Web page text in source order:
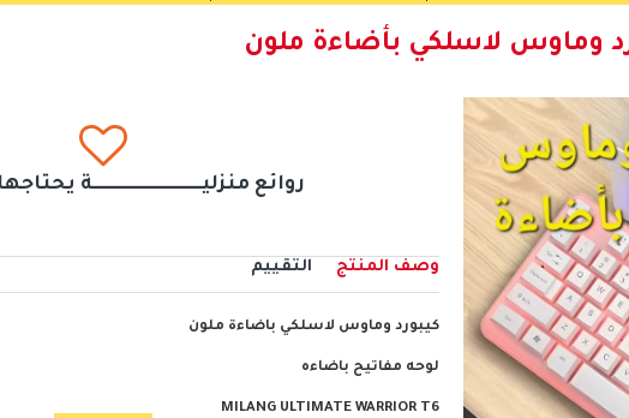
وماوس لاسلكي بأضاءة ملون
روائع منزليــــــــــــــــــــــــــــــة
وصف المنتج التقييم
كيبورد وماوس لاسلكي باضاءة ملون
لوحه مفاتيح باضاءه
MILANG ULTIMATE WARRIOR T6